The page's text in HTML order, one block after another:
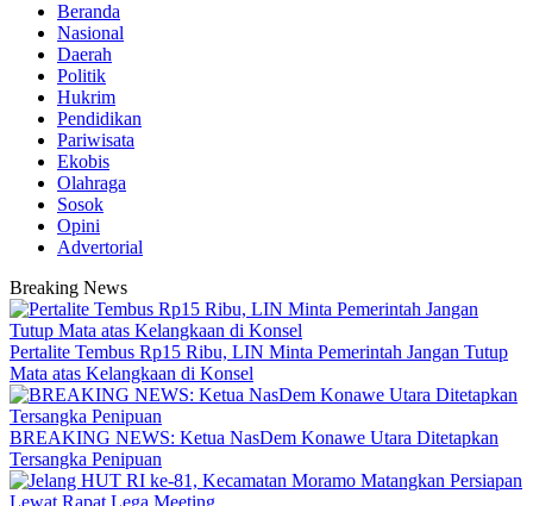
Beranda
Nasional
Daerah
Politik
Hukrim
Pendidikan
Pariwisata
Ekobis
Olahraga
Sosok
Opini
Advertorial
Breaking News
‎Pertalite Tembus Rp15 Ribu, LIN Minta Pemerintah Jangan Tutup
Mata atas Kelangkaan di Konsel
BREAKING NEWS: Ketua NasDem Konawe Utara Ditetapkan
Tersangka Penipuan